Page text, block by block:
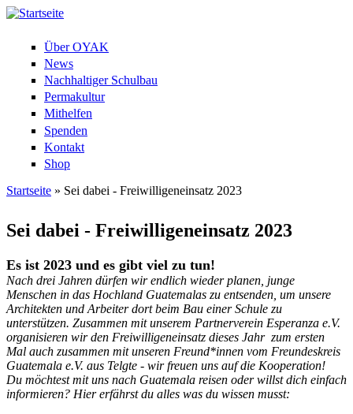
Über OYAK
News
Nachhaltiger Schulbau
Permakultur
Mithelfen
Spenden
Kontakt
Shop
Startseite » Sei dabei - Freiwilligeneinsatz 2023
Sei dabei - Freiwilligeneinsatz 2023
Es ist 2023 und es gibt viel zu tun!
Nach drei Jahren dürfen wir endlich wieder planen, junge
Menschen in das Hochland Guatemalas zu entsenden, um unsere
Architekten und Arbeiter dort beim Bau einer Schule zu
unterstützen. Zusammen mit unserem Partnerverein Esperanza e.V.
organisieren wir den Freiwilligeneinsatz dieses Jahr zum ersten
Mal auch zusammen mit unseren Freund*innen vom Freundeskreis
Guatemala e.V. aus Telgte - wir freuen uns auf die Kooperation!
Du möchtest mit uns nach Guatemala reisen oder willst dich einfach
informieren? Hier erfährst du alles was du wissen musst: